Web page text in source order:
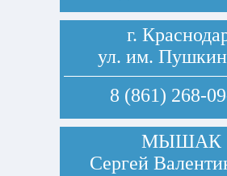
г.
ул. им.
8 (861) 268-
МЫШАК
Сергей